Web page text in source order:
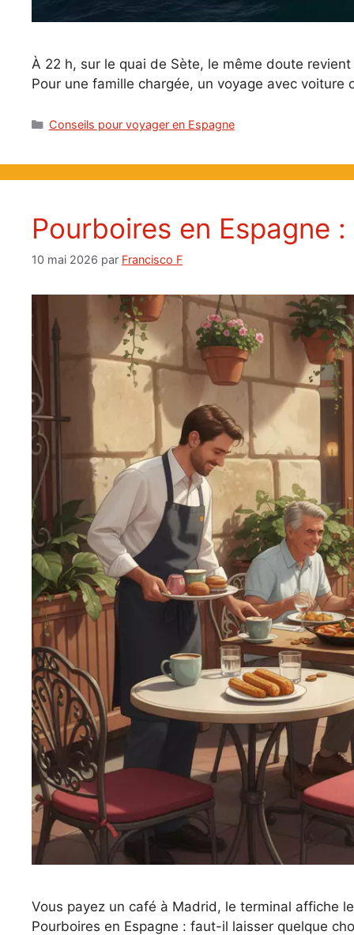
À 22 h, sur le quai de Sète, le même doute
Pour une famille chargée, un voyage avec
Catégories
Conseils pour voyager en Espagne
Pourboires en
10 mai 2026 par Francisco F
Vous payez un café à Madrid, le terminal affiche
Pourboires en Espagne : faut-il laisser quelque